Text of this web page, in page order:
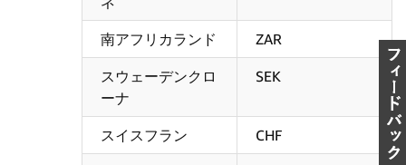
南アフリカランド ZAR
スウェーデンクロ
ーナ
SEK
スイスフラン CHF